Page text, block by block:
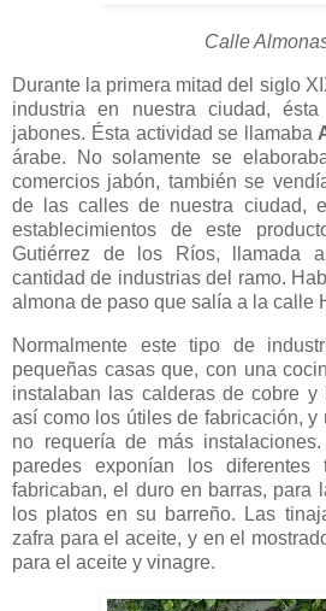
Calle
Durante la primera mitad del siglo
industria en nuestra ciudad,
jabones. Ésta actividad se llamaba
árabe. No solamente se
comercios jabón, también se
de las calles de nuestra ciudad,
establecimientos de este
Gutiérrez de los Ríos, llamada
cantidad de industrias del ramo.
almona de paso que salía a la calle
Normalmente este tipo de
pequeñas casas que, con una
instalaban las calderas de cobre y
así como los útiles de fabricación, y
no requería de más
paredes exponían los
fabricaban, el duro en barras, para
los platos en su barreño. Las
zafra para el aceite, y en el
para el aceite y vinagre.